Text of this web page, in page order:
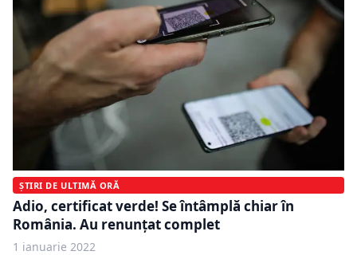
ȘTIRI DE ULTIMĂ ORĂ
Adio, certificat verde! Se întâmplă chiar în
România. Au renunţat complet
1 ianuarie 2022